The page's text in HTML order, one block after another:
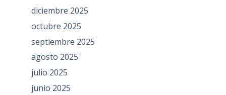
diciembre 2025
octubre 2025
septiembre 2025
agosto 2025
julio 2025
junio 2025